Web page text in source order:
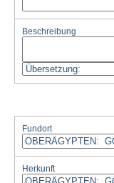
Beschreibung
Fundort
Herkunft